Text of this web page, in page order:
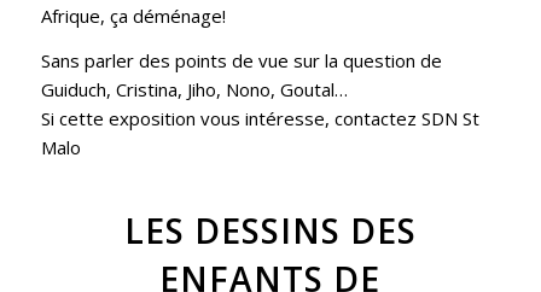
Afrique, ça déménage!
Sans parler des points de vue sur la question de
Guiduch, Cristina, Jiho, Nono, Goutal…
Si cette exposition vous intéresse, contactez SDN St
Malo
LES DESSINS DES
ENFANTS DE